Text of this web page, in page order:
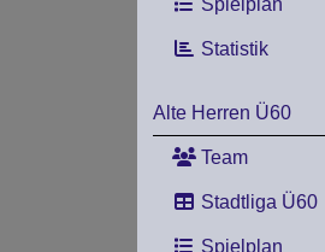
Spielplan
Statistik
Alte Herren Ü60
Team
Stadtliga Ü60
Spielplan